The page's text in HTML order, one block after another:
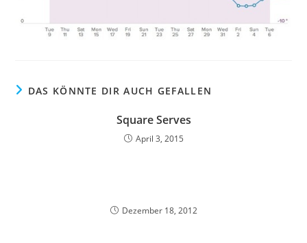
DAS KÖNNTE DIR AUCH GEFALLEN
Square Serves
April 3, 2015
Dezember 18, 2012